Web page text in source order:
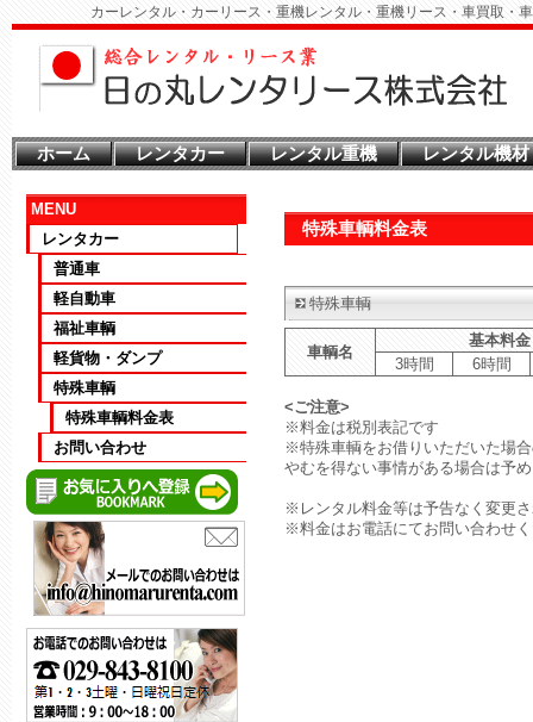
カーレンタル・カーリース・重機レンタル・重機リース・車買取・
ホーム レンタカー レンタル重機 レンタル機材
MENU
レンタカー
普通車
軽自動車
福祉車輌
軽貨物・ダンプ
特殊車輌
特殊車輌料金表
お問い合わせ
特殊車輌料金表
特殊車輌
車輌名
基本料金
3時間
6時間
<ご注意>
※料金は税別表記です
※特殊車輌をお借りいただいた場
やむを得ない事情がある場合は予
※レンタル料金等は予告なく変更
※料金はお電話にてお問い合わせ